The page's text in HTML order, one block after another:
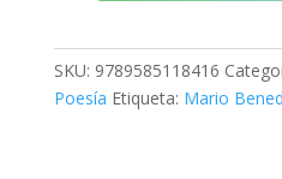
SKU: 9789585118416
Poesía Etiqueta: Mario